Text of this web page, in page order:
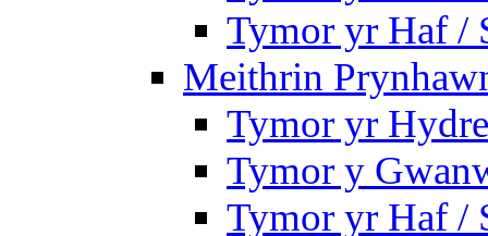
Tymor yr Haf /
Meithrin
Tymor yr
Tymor y
Tymor yr Haf /